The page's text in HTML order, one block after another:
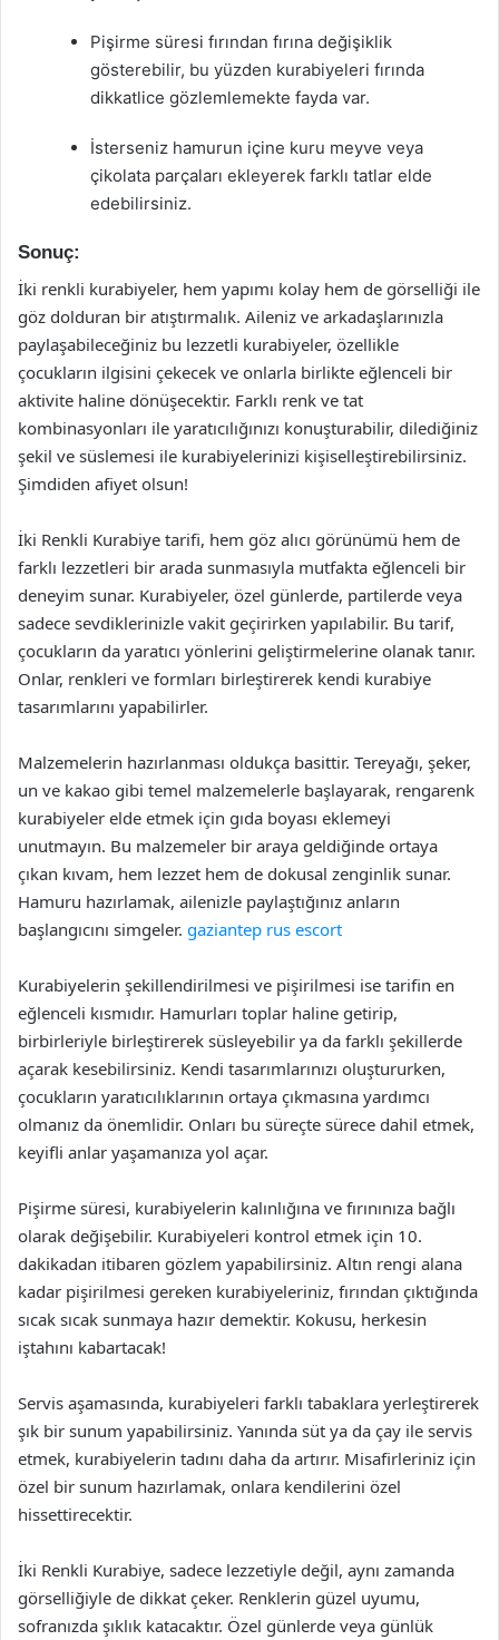
Pişirme süresi fırından fırına değişiklik
gösterebilir, bu yüzden kurabiyeleri fırında
dikkatlice gözlemlemekte fayda var.
İsterseniz hamurun içine kuru meyve veya
çikolata parçaları ekleyerek farklı tatlar elde
edebilirsiniz.
Sonuç:
İki renkli kurabiyeler, hem yapımı kolay hem de görselliği ile
göz dolduran bir atıştırmalık. Aileniz ve arkadaşlarınızla
paylaşabileceğiniz bu lezzetli kurabiyeler, özellikle
çocukların ilgisini çekecek ve onlarla birlikte eğlenceli bir
aktivite haline dönüşecektir. Farklı renk ve tat
kombinasyonları ile yaratıcılığınızı konuşturabilir, dilediğiniz
şekil ve süslemesi ile kurabiyelerinizi kişiselleştirebilirsiniz.
Şimdiden afiyet olsun!
İki Renkli Kurabiye tarifi, hem göz alıcı görünümü hem de
farklı lezzetleri bir arada sunmasıyla mutfakta eğlenceli bir
deneyim sunar. Kurabiyeler, özel günlerde, partilerde veya
sadece sevdiklerinizle vakit geçirirken yapılabilir. Bu tarif,
çocukların da yaratıcı yönlerini geliştirmelerine olanak tanır.
Onlar, renkleri ve formları birleştirerek kendi kurabiye
tasarımlarını yapabilirler.
Malzemelerin hazırlanması oldukça basittir. Tereyağı, şeker,
un ve kakao gibi temel malzemelerle başlayarak, rengarenk
kurabiyeler elde etmek için gıda boyası eklemeyi
unutmayın. Bu malzemeler bir araya geldiğinde ortaya
çıkan kıvam, hem lezzet hem de dokusal zenginlik sunar.
Hamuru hazırlamak, ailenizle paylaştığınız anların
başlangıcını simgeler. gaziantep rus escort
Kurabiyelerin şekillendirilmesi ve pişirilmesi ise tarifin en
eğlenceli kısmıdır. Hamurları toplar haline getirip,
birbirleriyle birleştirerek süsleyebilir ya da farklı şekillerde
açarak kesebilirsiniz. Kendi tasarımlarınızı oluştururken,
çocukların yaratıcılıklarının ortaya çıkmasına yardımcı
olmanız da önemlidir. Onları bu süreçte sürece dahil etmek,
keyifli anlar yaşamanıza yol açar.
Pişirme süresi, kurabiyelerin kalınlığına ve fırınınıza bağlı
olarak değişebilir. Kurabiyeleri kontrol etmek için 10.
dakikadan itibaren gözlem yapabilirsiniz. Altın rengi alana
kadar pişirilmesi gereken kurabiyeleriniz, fırından çıktığında
sıcak sıcak sunmaya hazır demektir. Kokusu, herkesin
iştahını kabartacak!
Servis aşamasında, kurabiyeleri farklı tabaklara yerleştirerek
şık bir sunum yapabilirsiniz. Yanında süt ya da çay ile servis
etmek, kurabiyelerin tadını daha da artırır. Misafirleriniz için
özel bir sunum hazırlamak, onlara kendilerini özel
hissettirecektir.
İki Renkli Kurabiye, sadece lezzetiyle değil, aynı zamanda
görselliğiyle de dikkat çeker. Renklerin güzel uyumu,
sofranızda şıklık katacaktır. Özel günlerde veya günlük